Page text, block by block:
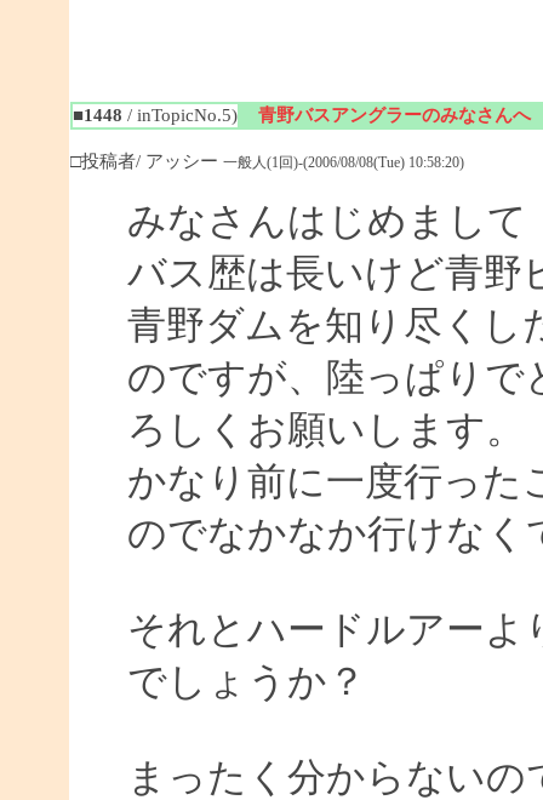
■1448 / inTopicNo.5) 青野バスアングラーのみなさんへ
□投稿者/ アッシー 一般人(1回)-(2006/08/08(Tue) 10:58:20)
みなさんはじめまして
バス歴は長いけど青野
青野ダムを知り尽くし
のですが、陸っぱり
ろしくお願いします。
かなり前に一度行った
のでなかなか行けなく
それとハードルアー
でしょうか？
まったく分からない